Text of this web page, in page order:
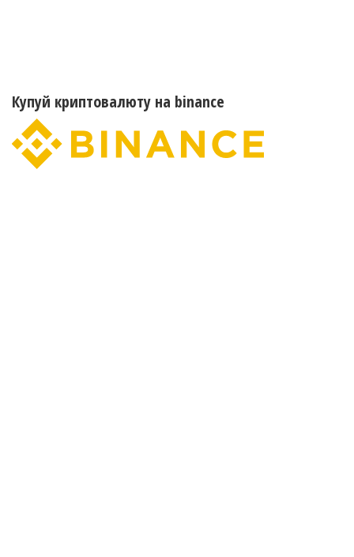
Купуй криптовалюту на binance